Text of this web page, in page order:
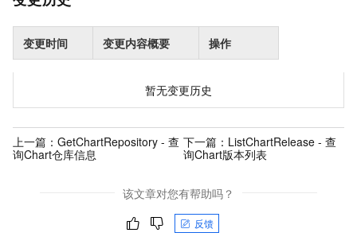
变更时间 变更内容概要 操作
暂无变更历史
上一篇： GetChartRepository - 查
询Chart仓库信息
下一篇： ListChartRelease - 查
询Chart版本列表
该文章对您有帮助吗？
反馈